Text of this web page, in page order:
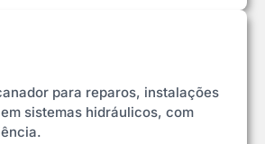
para reparos, instalações
sistemas hidráulicos, com